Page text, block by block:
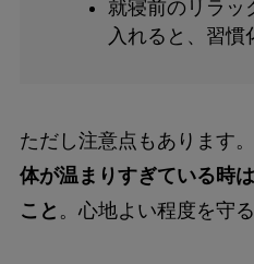
就寝前のリラッ
入れると、習慣
ただし注意点もあります。
体が温まりすぎている時
こと 。心地よい程度を守